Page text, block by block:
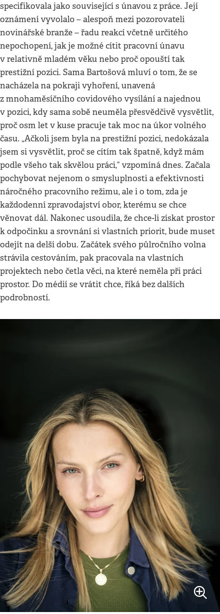
specifikovala jako související s únavou z práce. Její
oznámení vyvolalo – alespoň mezi pozorovateli
novinářské branže – řadu reakcí včetně určitého
nepochopení, jak je možné cítit pracovní únavu
v relativně mladém věku nebo proč opouští tak
prestižní pozici. Sama Bartošová mluví o tom, že se
nacházela na pokraji vyhoření, unavená
z mnohaměsíčního covidového vysílání a najednou
v pozici, kdy sama sobě neuměla přesvědčivě vysvětlit,
proč osm let v kuse pracuje tak moc na úkor volného
času. „Ačkoli jsem byla na prestižní pozici, nedokázala
jsem si vysvětlit, proč se cítím tak špatně, když mám
podle všeho tak skvělou práci,“ vzpomíná dnes. Začala
pochybovat nejenom o smysluplnosti a efektivnosti
náročného pracovního režimu, ale i o tom, zda je
každodenní zpravodajství obor, kterému se chce
věnovat dál. Nakonec usoudila, že chce-li získat prostor
k odpočinku a srovnání si vlastních priorit, bude muset
odejít na delší dobu. Začátek svého půlročního volna
strávila cestováním, pak pracovala na vlastních
projektech nebo četla věci, na které neměla při práci
prostor. Do médií se vrátit chce, říká bez dalších
podrobností.